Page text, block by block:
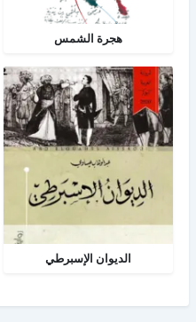
هجرة الشمس
الديوان الإسبرطي